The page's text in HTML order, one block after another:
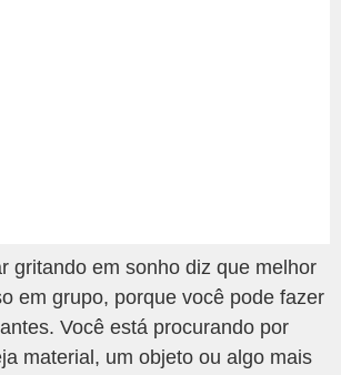
gritando em sonho diz que melhor
em grupo, porque você pode fazer
Você está procurando por
material, um objeto ou algo mais